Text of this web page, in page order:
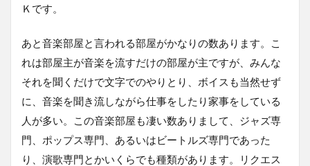
Ｋです。
あと音楽部屋と言われる部屋がかなりの数あります。こ
れは部屋主が音楽を流すだけの部屋が主ですが、みんな
それを聞くだけで文字でのやりとり、ボイスも当然せず
に、音楽を聞き流しながら仕事をしたり家事をしている
人が多い。この音楽部屋も凄い数ありまして、ジャズ専
門、ポップス専門、あるいはビートルズ専門であった
り、演歌専門とかいくらでも種類があります。リクエス